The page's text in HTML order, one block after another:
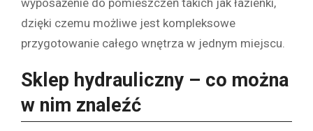
wyposażenie do pomieszczeń takich jak łazienki,
dzięki czemu możliwe jest kompleksowe
przygotowanie całego wnętrza w jednym miejscu.
Sklep hydrauliczny – co można
w nim znaleźć